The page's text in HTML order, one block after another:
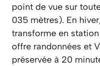
point de vue sur
035 mètres). En
transforme en
offre randonnées et
préservée à 20